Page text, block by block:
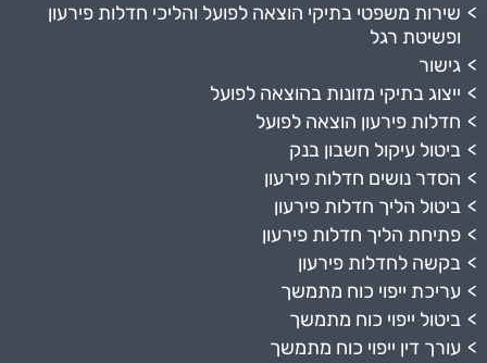
שירות משפטי בתיקי הוצאה לפועל והליכי חדלות פירעון
ופשיטת רגל
גישור
ייצוג בתיקי מזונות בהוצאה לפועל
חדלות פירעון הוצאה לפועל
ביטול עיקול חשבון בנק
הסדר נושים חדלות פירעון
ביטול הליך חדלות פירעון
פתיחת הליך חדלות פירעון
בקשה לחדלות פירעון
עריכת ייפוי כוח מתמשך
ביטול ייפוי כוח מתמשך
עורך דין ייפוי כוח מתמשך